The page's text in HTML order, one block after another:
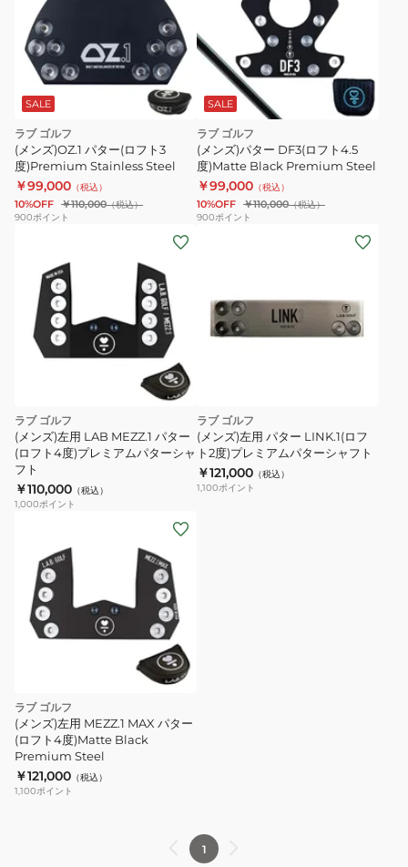
SALE
ラブ ゴルフ
(メンズ)OZ.1 パター(ロフト3
度)Premium Stainless Steel
￥99,000 （税込）
10%OFF ￥110,000（税込）
900ポイント
SALE
ラブ ゴルフ
(メンズ)パター DF3(ロフト4.5
度)Matte Black Premium Steel
￥99,000 （税込）
10%OFF ￥110,000（税込）
900ポイント
ラブ ゴルフ
(メンズ)左用 LAB MEZZ.1 パター
(ロフト4度)プレミアムパターシャ
フト
￥110,000 （税込）
1,000ポイント
ラブ ゴルフ
(メンズ)左用 パター LINK.1(ロフ
ト2度)プレミアムパターシャフト
￥121,000 （税込）
1,100ポイント
ラブ ゴルフ
(メンズ)左用 MEZZ.1 MAX パター
(ロフト4度)Matte Black
Premium Steel
￥121,000 （税込）
1,100ポイント
1